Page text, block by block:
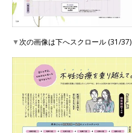
▼次の画像は下へスクロール (31/37)